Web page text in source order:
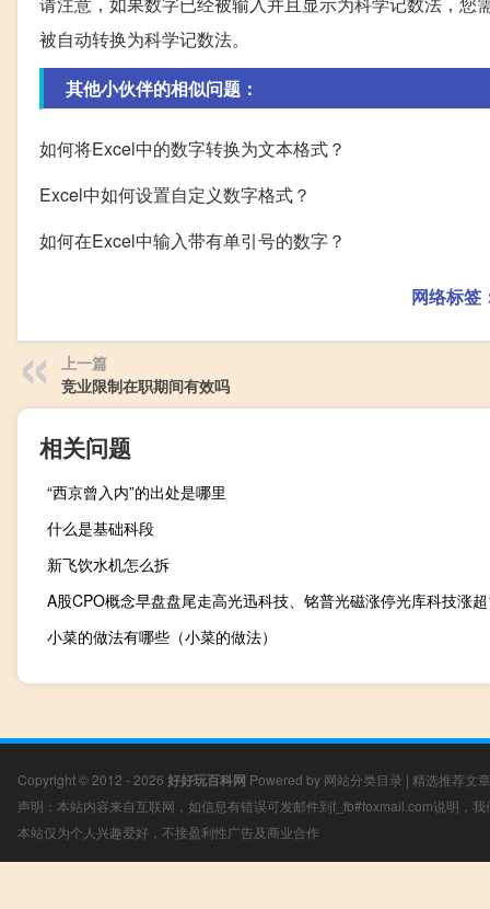
被自动转换为科学记数法。
其他小伙伴的相似问题：
如何将Excel中的数字转换为文本格式？
Excel中如何设置自定义数字格式？
如何在Excel中输入带有单引号的数字？
网络标签
上一篇
竞业限制在职期间有效吗
相关问题
“西京曾入内”的出处是哪里
什么是基础科段
新飞饮水机怎么拆
小菜的做法有哪些（小菜的做法）
Copyright © 2012 - 2026 好好玩百科网 Powered by 网站分类目录 | 精选推荐文章
声明：本站内容来自互联网，如信息有错误可发邮件到f_fb#foxmail.com说明，
本站仅为个人兴趣爱好，不接盈利性广告及商业合作